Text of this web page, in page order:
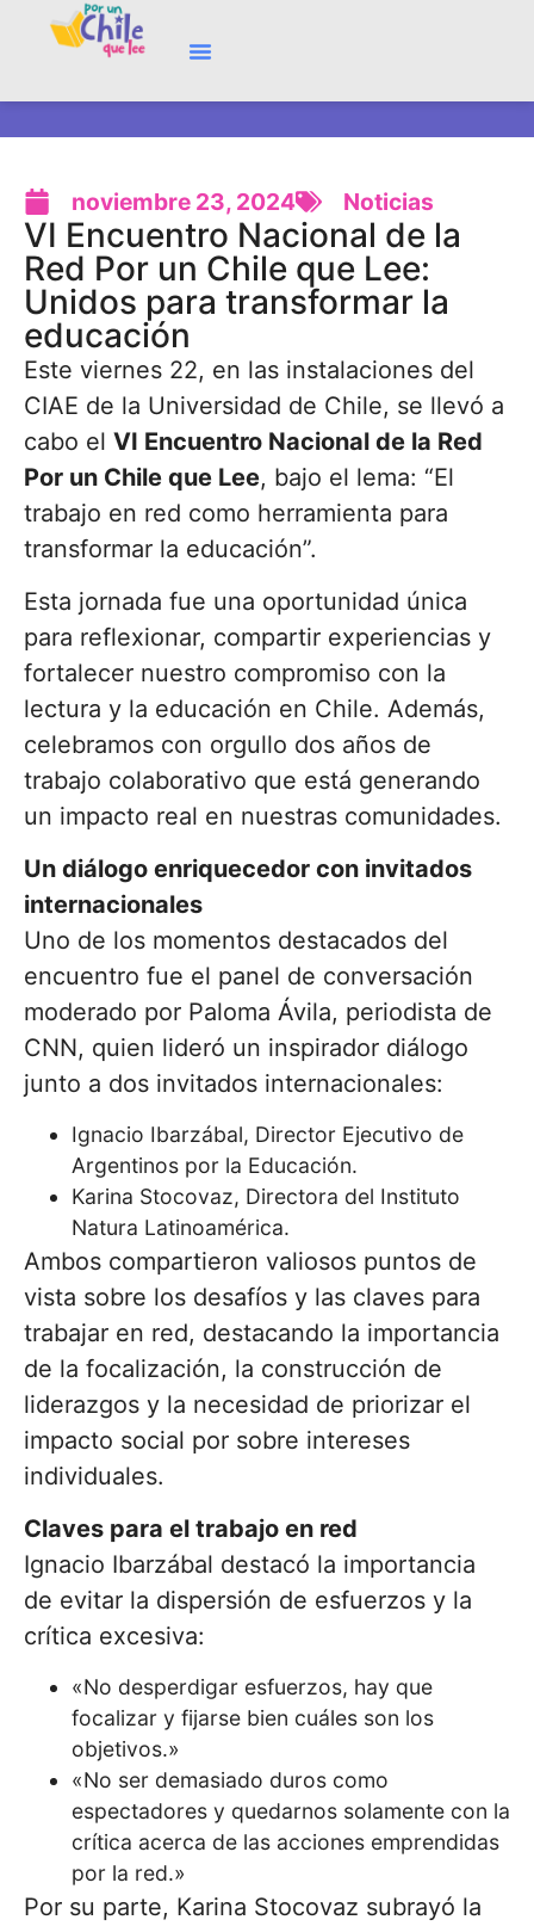
noviembre 23, 2024 Noticias
VI Encuentro Nacional de la
Red Por un Chile que Lee:
Unidos para transformar la
educación
Este viernes 22, en las instalaciones del
CIAE de la Universidad de Chile, se llevó a
cabo el VI Encuentro Nacional de la Red
Por un Chile que Lee, bajo el lema: “El
trabajo en red como herramienta para
transformar la educación”.
Esta jornada fue una oportunidad única
para reflexionar, compartir experiencias y
fortalecer nuestro compromiso con la
lectura y la educación en Chile. Además,
celebramos con orgullo dos años de
trabajo colaborativo que está generando
un impacto real en nuestras comunidades.
Un diálogo enriquecedor con invitados
internacionales
Uno de los momentos destacados del
encuentro fue el panel de conversación
moderado por Paloma Ávila, periodista de
CNN, quien lideró un inspirador diálogo
junto a dos invitados internacionales:
Ignacio Ibarzábal, Director Ejecutivo de
Argentinos por la Educación.
Karina Stocovaz, Directora del Instituto
Natura Latinoamérica.
Ambos compartieron valiosos puntos de
vista sobre los desafíos y las claves para
trabajar en red, destacando la importancia
de la focalización, la construcción de
liderazgos y la necesidad de priorizar el
impacto social por sobre intereses
individuales.
Claves para el trabajo en red
Ignacio Ibarzábal destacó la importancia
de evitar la dispersión de esfuerzos y la
crítica excesiva:
«No desperdigar esfuerzos, hay que
focalizar y fijarse bien cuáles son los
objetivos.»
«No ser demasiado duros como
espectadores y quedarnos solamente con la
crítica acerca de las acciones emprendidas
por la red.»
Por su parte, Karina Stocovaz subrayó la